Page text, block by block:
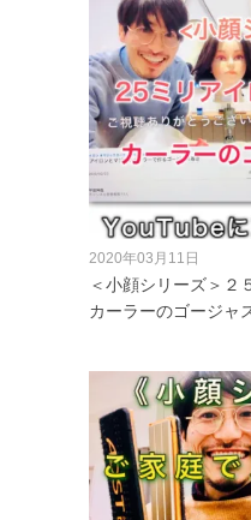
2020年03月11日
＜小顔シリーズ＞２
カーラーのゴージャ